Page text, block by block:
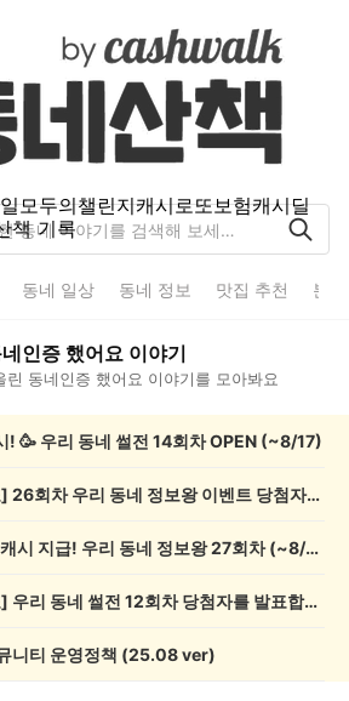
모두의챌린지캐시로또보험캐시딜
책 기록
동네 일상 동네 정보 맛집 추천 분
인증 했어요 이야기
린 동네인증 했어요 이야기를 모아봐요
! 🥳 우리 동네 썰전 14회차 OPEN (~8/17)
💰[당첨자 발표] 26회차 우리 동네 정보왕 이벤트 당첨자를 발표합니다!
💸 전원 2,000캐시 지급! 우리 동네 정보왕 27회차 (~8/10)
💰[당첨자 발표] 우리 동네 썰전 12회차 당첨자를 발표합니다!
니티 운영정책 (25.08 ver)